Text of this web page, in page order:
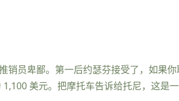
销员卑鄙。第一后约瑟芬接受了，如果你
美元。把摩托车告诉给托尼，这是